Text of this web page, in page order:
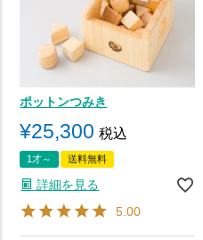
ポットンつみき
¥25,300 税込
1才～ 送料無料
詳細を見る
5.00